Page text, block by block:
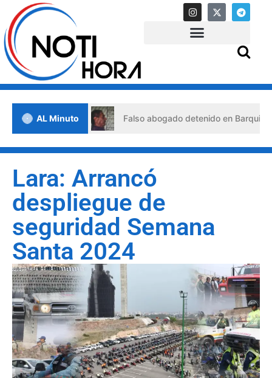
AL Minuto
crisis Falso abogado detenido en Barquisimeto:
Lara: Arrancó
despliegue de
seguridad Semana
Santa 2024